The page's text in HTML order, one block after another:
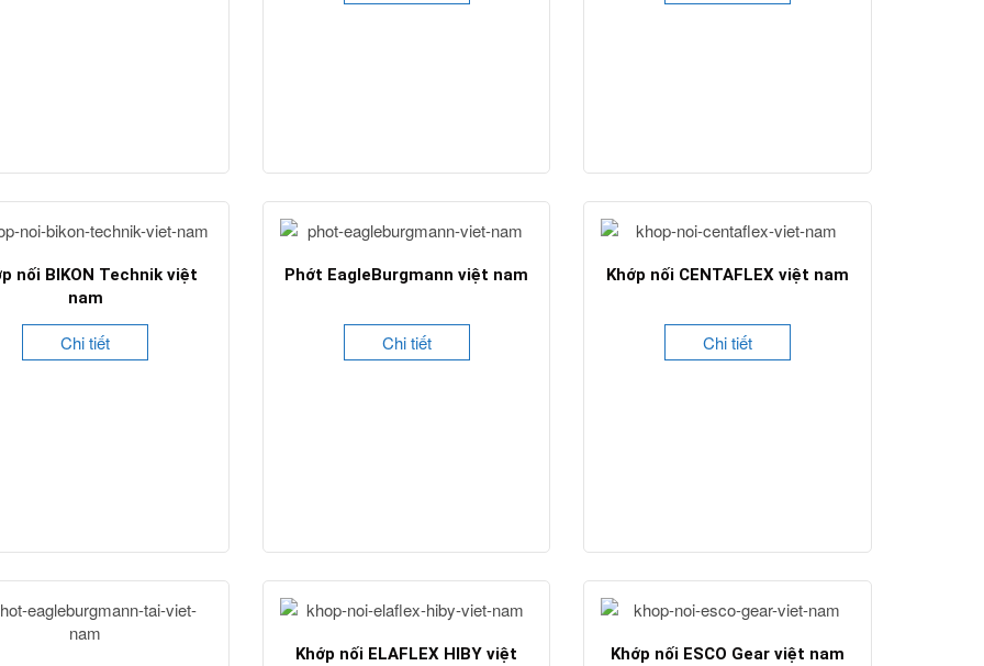
nối BIKON Technik việt
nam
Chi tiết
Phớt EagleBurgmann việt nam
Chi tiết
Khớp nối CENTAFLEX việt nam
Chi tiết
Khớp nối ELAFLEX HIBY việt
Khớp nối ESCO Gear việt nam